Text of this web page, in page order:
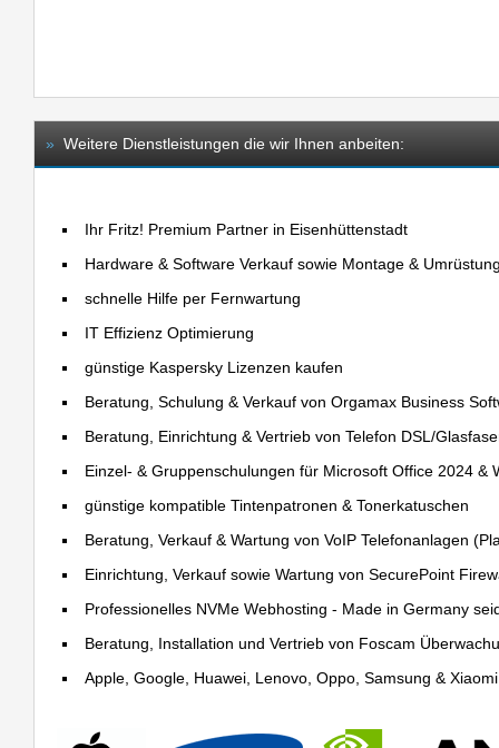
» Weitere Dienstleistungen die wir Ihnen anbeiten:
Ihr Fritz! Premium Partner in Eisenhüttenstadt
Hardware & Software Verkauf sowie Montage &
schnelle Hilfe per Fernwartung
IT Effizienz Optimierung
günstige Kaspersky Lizenzen kaufen
Beratung, Schulung & Verkauf von Orgamax Business
Beratung, Einrichtung & Vertrieb von Telefon DSL/
Einzel- & Gruppenschulungen für Microsoft Office 2024 &
günstige kompatible Tintenpatronen & Tonerkatuschen
Beratung, Verkauf & Wartung von VoIP Telefonanlagen
Einrichtung, Verkauf sowie Wartung von SecurePoint
Professionelles NVMe Webhosting - Made in Germany
Beratung, Installation und Vertrieb von Foscam
Apple, Google, Huawei, Lenovo, Oppo, Samsung &